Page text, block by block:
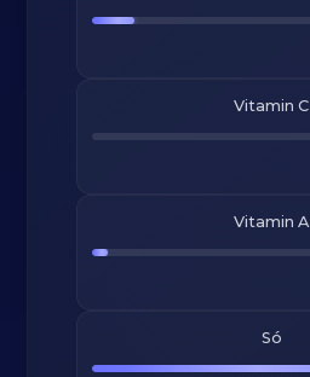
Vitamin C
Vitamin A
Só